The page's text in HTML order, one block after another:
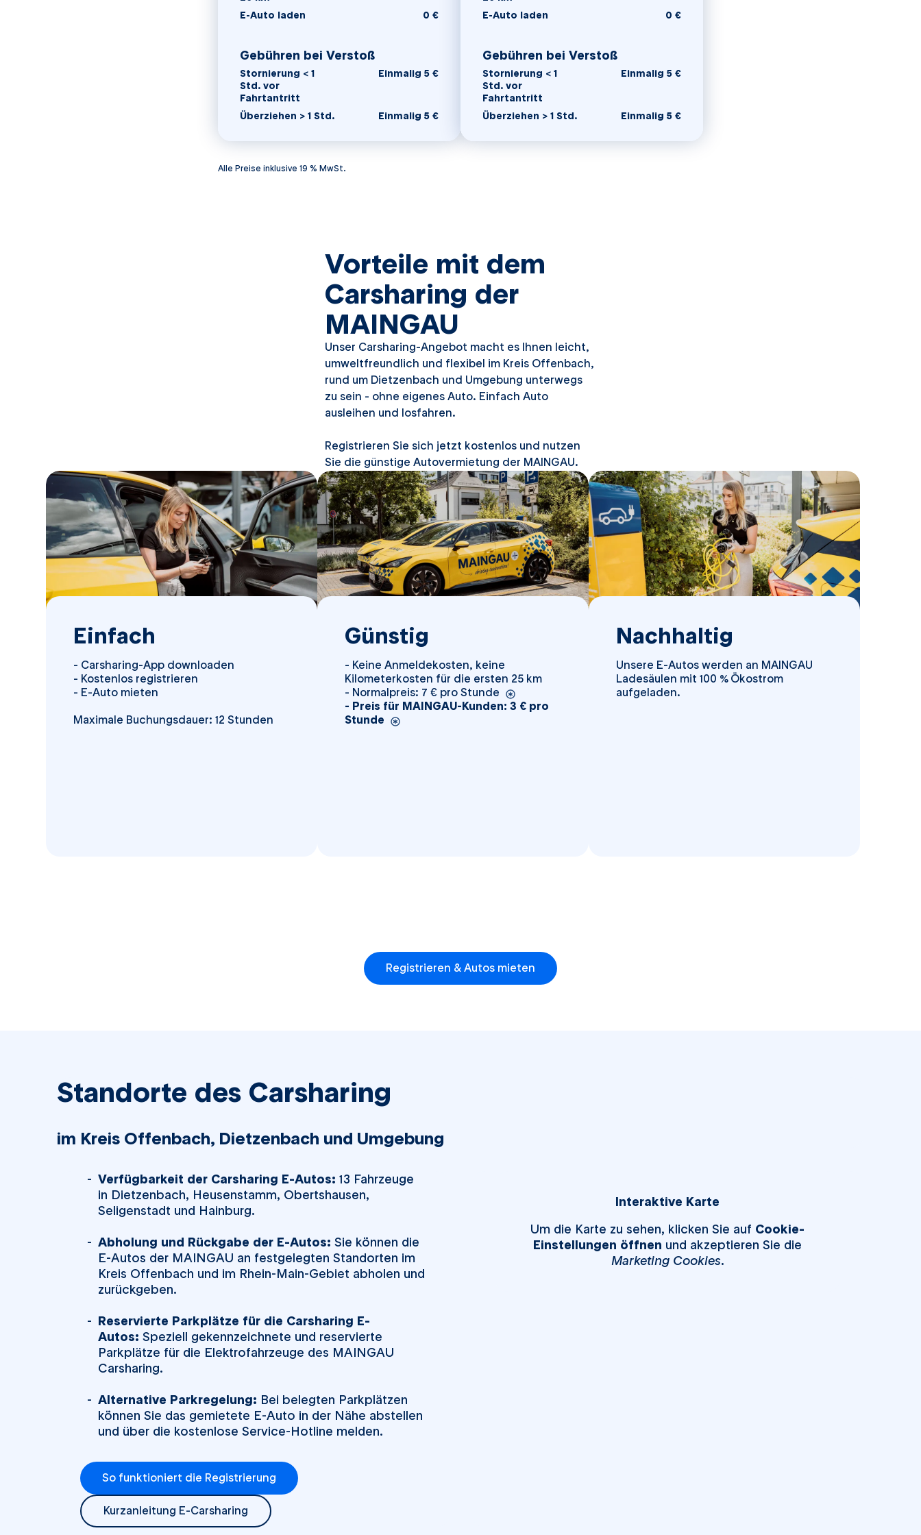
E-Auto laden 0 €
Gebühren bei Verstoß
für Carsharing Normalpreis
Stornierung < 1
Std. vor
Fahrtantritt
Einmalig 5 €
Überziehen > 1 Std. Einmalig 5 €
E-Auto laden 0 €
Gebühren bei Verstoß
für Carsharing Vorteilspreis
Stornierung < 1
Std. vor
Fahrtantritt
Einmalig 5 €
Überziehen > 1 Std. Einmalig 5 €
Alle Preise inklusive 19 % MwSt.
Vorteile mit dem
Carsharing der
MAINGAU
Unser Carsharing-Angebot macht es Ihnen leicht,
umweltfreundlich und flexibel im Kreis Offenbach,
rund um Dietzenbach und Umgebung unterwegs
zu sein - ohne eigenes Auto. Einfach Auto
ausleihen und losfahren.
Registrieren Sie sich jetzt kostenlos und nutzen
Sie die günstige Autovermietung der MAINGAU.
Einfach
- Carsharing-App downloaden
- Kostenlos registrieren
- E-Auto mieten
Maximale Buchungsdauer: 12 Stunden
Günstig
- Keine Anmeldekosten, keine
Kilometerkosten für die ersten 25 km
- Normalpreis: 7 € pro Stunde
- Preis für MAINGAU-Kunden: 3 € pro
Stunde
Nachhaltig
Unsere E-Autos werden an MAINGAU
Ladesäulen mit 100 % Ökostrom
aufgeladen.
Registrieren & Autos mieten
Standorte des Carsharing
im Kreis Offenbach, Dietzenbach und Umgebung
Verfügbarkeit der Carsharing E-Autos: 13 Fahrzeuge
in Dietzenbach, Heusenstamm, Obertshausen,
Seligenstadt und Hainburg.
Abholung und Rückgabe der E-Autos: Sie können die
E-Autos der MAINGAU an festgelegten Standorten im
Kreis Offenbach und im Rhein-Main-Gebiet abholen und
zurückgeben.
Reservierte Parkplätze für die Carsharing E-
Autos: Speziell gekennzeichnete und reservierte
Parkplätze für die Elektrofahrzeuge des MAINGAU
Carsharing.
Alternative Parkregelung: Bei belegten Parkplätzen
können Sie das gemietete E-Auto in der Nähe abstellen
und über die kostenlose Service-Hotline melden.
So funktioniert die Registrierung
Kurzanleitung E-Carsharing
Interaktive Karte
Um die Karte zu sehen, klicken Sie auf Cookie-
Einstellungen öffnen und akzeptieren Sie die
Marketing Cookies.